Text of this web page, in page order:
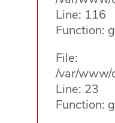
Line: 116
Function:
File:
/var/www/
Line: 23
Function: